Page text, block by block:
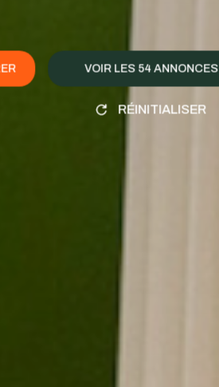
VOIR LES 54 ANNONCES
RÉINITIALISER